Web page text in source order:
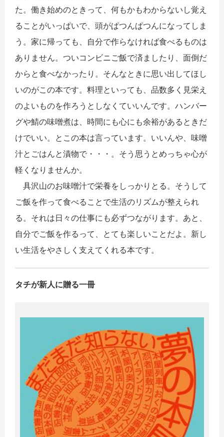
た。働き始めのときって、何もかもわからないし覚え
ることがいっぱいで、頭がぱつんぱつんになってしま
う。家に帰っても、自分で作らなければ食べるものは
ありません。ついコンビニご飯で済ましたり、面倒だ
からと食べなかったり。そんなときに思い出してほし
いのがこの本です。料理といっても、品数多く見栄え
のよいものを作ろうとしなくていいんです。ハンバー
グや鯖の味噌煮は、時間にも心にも余裕があるときだ
けでいい。とこの本は言っています。いいんや、味噌
汁とごはんと漬物で・・・。そう思うとめっちゃ心が
軽くなりませんか。
具沢山のお味噌汁で栄養をしっかりとる。そうして
ご飯を作って食べることで生活のリズムが整えられ
る。それは日々の仕事にも必ずつながります。あと、
自分でご飯を作るって、とても楽しいことだよ。新し
い生活をやさしく支えてくれる本です。
タチが新人に贈る一冊